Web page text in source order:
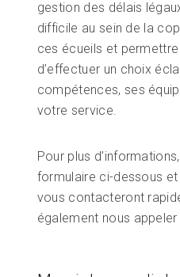
gestion des délais
difficile au sein de la
ces écueils et
d’effectuer un choix
compétences, ses
votre service.
Pour plus
formulaire ci-dessous
vous contacteront
également nous appeler